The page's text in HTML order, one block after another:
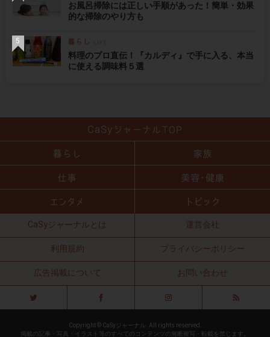
お風呂掃除には正しい手順があった！簡単・効果
的な掃除のやり方も
料理のプロ直伝！『カルディ』で手に入る、本当
に使える調味料５選
CaSyジャーナルとは 運営会社
利用規約 プライバシーポリシー
広告掲載について お問い合わせ
Copyright © CaSyジャーナル. All rights reserved.
掲載の記事・写真・イラスト等のすべてのコンテンツの無断複写・転載を禁じます。